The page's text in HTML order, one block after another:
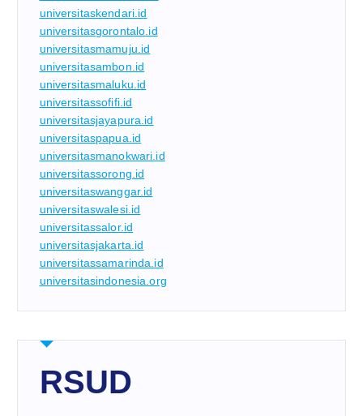
universitaskendari.id
universitasgorontalo.id
universitasmamuju.id
universitasambon.id
universitasmaluku.id
universitassofifi.id
universitasjayapura.id
universitaspapua.id
universitasmanokwari.id
universitassorong.id
universitaswanggar.id
universitaswalesi.id
universitassalor.id
universitasjakarta.id
universitassamarinda.id
universitasindonesia.org
RSUD